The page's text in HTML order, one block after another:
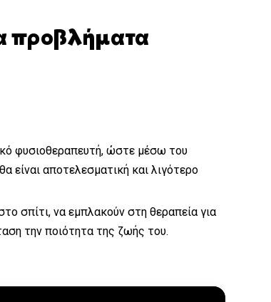
προβλήματα
φυσιοθεραπευτή, ώστε μέσω του
είναι αποτελεσματική και λιγότερο
σπίτι, να εμπλακούν στη θεραπεία για
την ποιότητα της ζωής του.